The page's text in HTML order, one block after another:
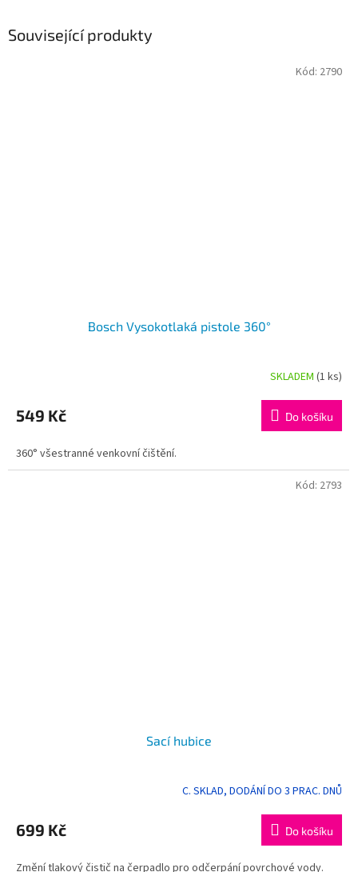
Související produkty
Bosch Vysokotlaká pistole 360°
produktu
je
z
5
SKLADEM(1 ks)
549 Kč Do košíku
360° všestranné venkovní čištění.
Kód: 2790
Sací hubice
produktu
je
C. SKLAD, DODÁNÍ DO 3 PRAC. DNŮ
699 Kč Do košíku
Změní tlakový čistič na čerpadlo pro odčerpání povrchové vody.
Kód: 2793